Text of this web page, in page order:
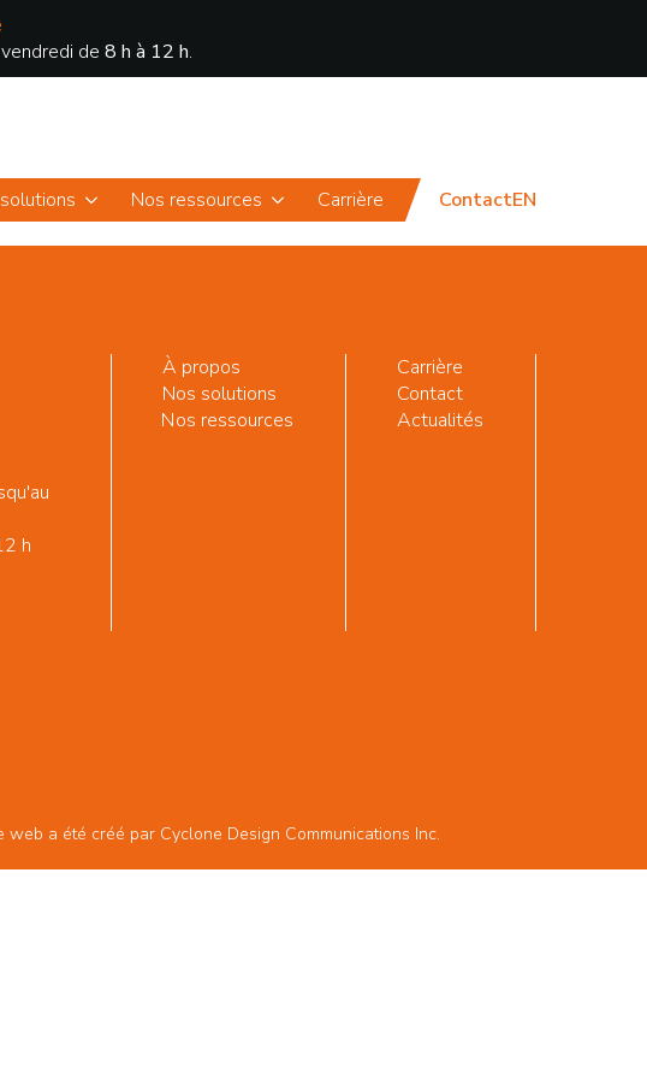
de 8 h à 12 h.
Nos ressources Carrière ContactEN
h
À propos
Nos solutions
Nos ressources
Carrière
Contact
Actualités
web a été créé par Cyclone Design Communications Inc.